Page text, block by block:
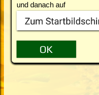
und danach auf